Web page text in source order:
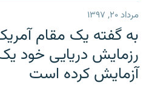
مرداد ۲۰, ۱۳۹۷
به گفته یک مقام
رزمایش دریایی خود
آزمایش کرده است